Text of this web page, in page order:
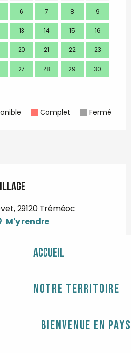
Accueil
Notre territoire
Bienvenue en
6 7 8 9
13 14 15 16
20 21 22 23
27 28 29 30
Complet Fermé
29120 Tréméoc
M'y rendre